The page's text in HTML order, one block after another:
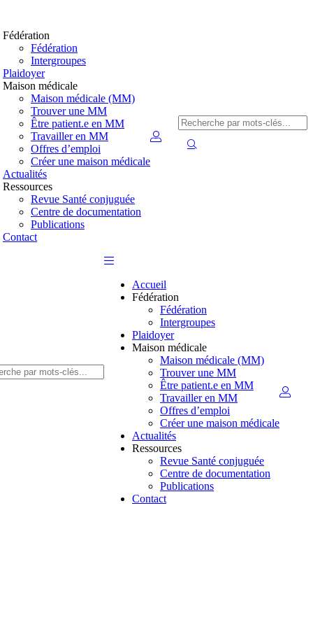
Fédération
Fédération
Intergroupes
Plaidoyer
Maison médicale
Maison médicale (MM)
Trouver une MM
Être patient.e en MM
Travailler en MM
Offres d’emploi
Créer une maison médicale
Actualités
Ressources
Revue Santé conjuguée
Centre de documentation
Publications
Contact
Accueil
Fédération
Fédération
Intergroupes
Plaidoyer
Maison médicale
Maison médicale (MM)
Trouver une MM
Être patient.e en MM
Travailler en MM
Offres d’emploi
Créer une maison médicale
Actualités
Ressources
Revue Santé conjuguée
Centre de documentation
Publications
Contact